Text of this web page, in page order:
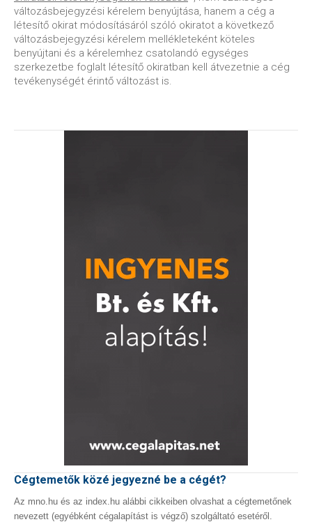
változásbejegyzési kérelem benyújtása, hanem a cég a
létesítő okirat módosításáról szóló okiratot a következő
változásbejegyzési kérelem mellékleteként köteles
benyújtani és a kérelemhez csatolandó egységes
szerkezetbe foglalt létesítő okiratban kell átvezetnie a cég
tevékenységét érintő változást is.
Cégtemetők közé jegyezné be a cégét?
Az mno.hu és az index.hu alábbi cikkeiben olvashat a cégtemetőnek
nevezett (egyébként cégalapítást is végző) szolgáltató esetéről.